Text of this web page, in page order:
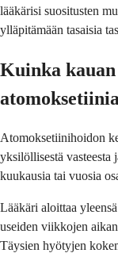
lääkärisi suositusten
ylläpitämään tasaisia
Kuinka
Atomoksetiinihoidon
yksilöllisestä vasteesta
kuukausia tai vuosia
Lääkäri aloittaa
useiden viikkojen
Täysien hyötyjen